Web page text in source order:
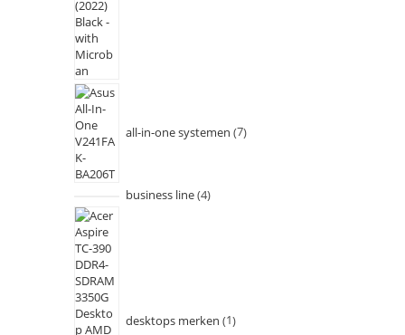
all-in-one systemen 7
business line 4
desktops merken 1